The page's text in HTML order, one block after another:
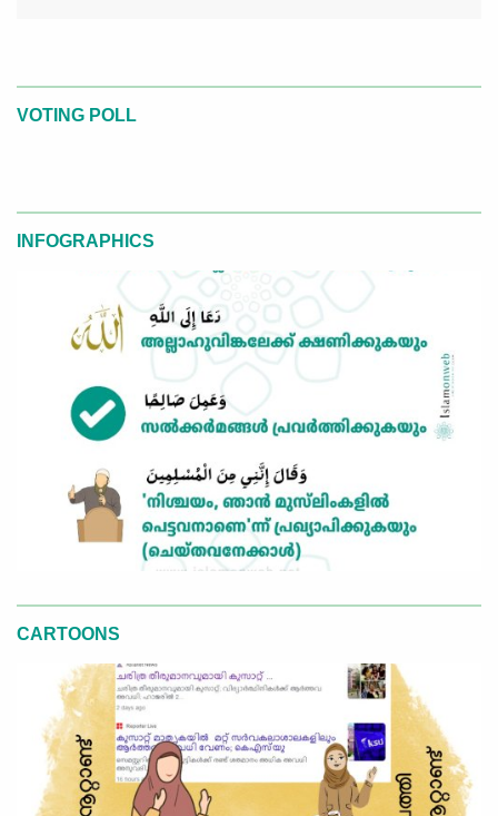
VOTING POLL
INFOGRAPHICS
CARTOONS